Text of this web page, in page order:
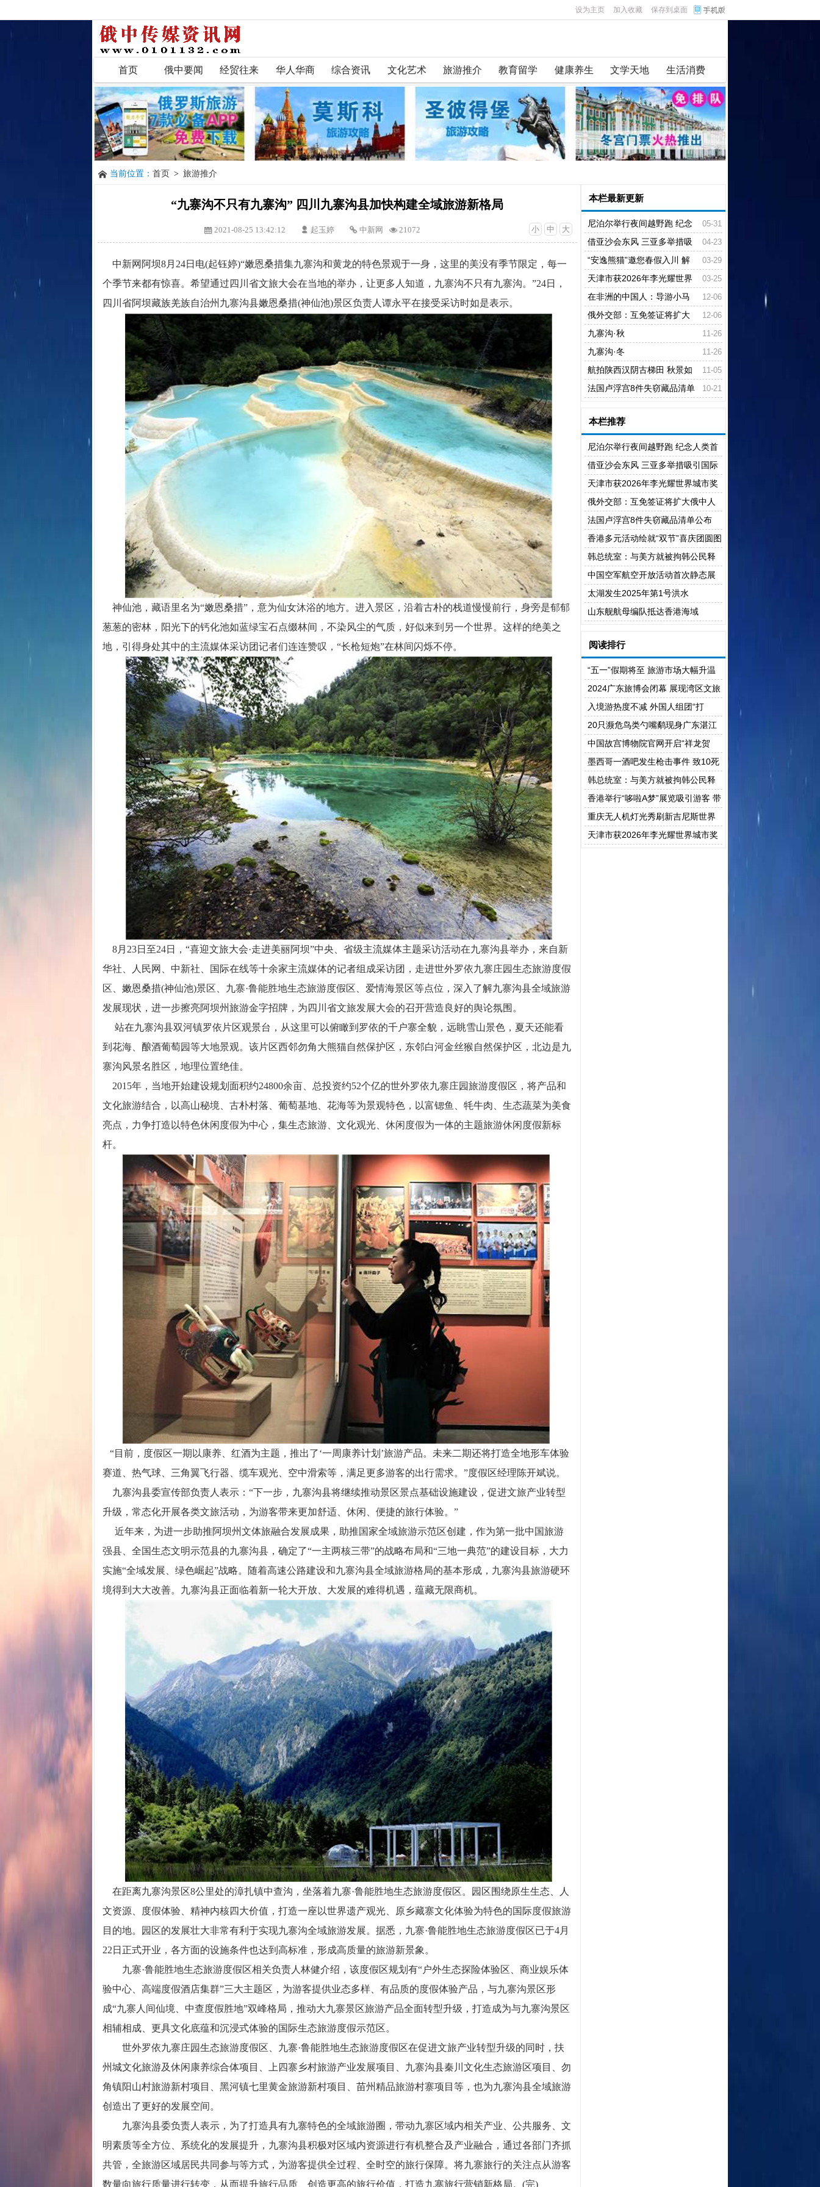
设为主页 加入收藏 保存到桌面
首页 俄中要闻 经贸往来 华人华商 综合资讯 文化艺术 旅游推介 教育留学 健康养生 文学天地 生活消费
当前位置： 首页 > 旅游推介
“九寨沟不只有九寨沟” 四川九寨沟县加快构建全域旅游新格局
小 中 大
2021-08-25 13:42:12 起玉婷 中新网 21072
中新网阿坝8月24日电(起钰婷)“嫩恩桑措集九寨沟和黄龙的特色景观于一身，这里的美没有季节限定，每一
个季节来都有惊喜。希望通过四川省文旅大会在当地的举办，让更多人知道，九寨沟不只有九寨沟。”24日，
四川省阿坝藏族羌族自治州九寨沟县嫩恩桑措(神仙池)景区负责人谭永平在接受采访时如是表示。
神仙池，藏语里名为“嫩恩桑措”，意为仙女沐浴的地方。进入景区，沿着古朴的栈道慢慢前行，身旁是郁郁
葱葱的密林，阳光下的钙化池如蓝绿宝石点缀林间，不染风尘的气质，好似来到另一个世界。这样的绝美之
地，引得身处其中的主流媒体采访团记者们连连赞叹，“长枪短炮”在林间闪烁不停。
8月23日至24日，“喜迎文旅大会·走进美丽阿坝”中央、省级主流媒体主题采访活动在九寨沟县举办，来自新
华社、人民网、中新社、国际在线等十余家主流媒体的记者组成采访团，走进世外罗依九寨庄园生态旅游度假
区、嫩恩桑措(神仙池)景区、九寨·鲁能胜地生态旅游度假区、爱情海景区等点位，深入了解九寨沟县全域旅游
发展现状，进一步擦亮阿坝州旅游金字招牌，为四川省文旅发展大会的召开营造良好的舆论氛围。
站在九寨沟县双河镇罗依片区观景台，从这里可以俯瞰到罗依的千户寨全貌，远眺雪山景色，夏天还能看
到花海、酿酒葡萄园等大地景观。该片区西邻勿角大熊猫自然保护区，东邻白河金丝猴自然保护区，北边是九
寨沟风景名胜区，地理位置绝佳。
2015年，当地开始建设规划面积约24800余亩、总投资约52个亿的世外罗依九寨庄园旅游度假区，将产品和
文化旅游结合，以高山秘境、古朴村落、葡萄基地、花海等为景观特色，以富锶鱼、牦牛肉、生态蔬菜为美食
亮点，力争打造以特色休闲度假为中心，集生态旅游、文化观光、休闲度假为一体的主题旅游休闲度假新标
杆。
“目前，度假区一期以康养、红酒为主题，推出了‘一周康养计划’旅游产品。未来二期还将打造全地形车体验
赛道、热气球、三角翼飞行器、缆车观光、空中滑索等，满足更多游客的出行需求。”度假区经理陈开斌说。
九寨沟县委宣传部负责人表示：“下一步，九寨沟县将继续推动景区景点基础设施建设，促进文旅产业转型
升级，常态化开展各类文旅活动，为游客带来更加舒适、休闲、便捷的旅行体验。”
近年来，为进一步助推阿坝州文体旅融合发展成果，助推国家全域旅游示范区创建，作为第一批中国旅游
强县、全国生态文明示范县的九寨沟县，确定了“一主两核三带”的战略布局和“三地一典范”的建设目标，大力
实施“全域发展、绿色崛起”战略。随着高速公路建设和九寨沟县全域旅游格局的基本形成，九寨沟县旅游硬环
境得到大大改善。九寨沟县正面临着新一轮大开放、大发展的难得机遇，蕴藏无限商机。
在距离九寨沟景区8公里处的漳扎镇中查沟，坐落着九寨·鲁能胜地生态旅游度假区。园区围绕原生生态、人
文资源、度假体验、精神内核四大价值，打造一座以世界遗产观光、原乡藏寨文化体验为特色的国际度假旅游
目的地。园区的发展壮大非常有利于实现九寨沟全域旅游发展。据悉，九寨·鲁能胜地生态旅游度假区已于4月
22日正式开业，各方面的设施条件也达到高标准，形成高质量的旅游新景象。
九寨·鲁能胜地生态旅游度假区相关负责人林健介绍，该度假区规划有“户外生态探险体验区、商业娱乐体
验中心、高端度假酒店集群”三大主题区，为游客提供业态多样、有品质的度假体验产品，与九寨沟景区形
成“九寨人间仙境、中查度假胜地”双峰格局，推动大九寨景区旅游产品全面转型升级，打造成为与九寨沟景区
相辅相成、更具文化底蕴和沉浸式体验的国际生态旅游度假示范区。
世外罗依九寨庄园生态旅游度假区、九寨·鲁能胜地生态旅游度假区在促进文旅产业转型升级的同时，扶
州城文化旅游及休闲康养综合体项目、上四寨乡村旅游产业发展项目、九寨沟县秦川文化生态旅游区项目、勿
角镇阳山村旅游新村项目、黑河镇七里黄金旅游新村项目、苗州精品旅游村寨项目等，也为九寨沟县全域旅游
创造出了更好的发展空间。
九寨沟县委负责人表示，为了打造具有九寨特色的全域旅游圈，带动九寨区域内相关产业、公共服务、文
明素质等全方位、系统化的发展提升，九寨沟县积极对区域内资源进行有机整合及产业融合，通过各部门齐抓
共管，全旅游区域居民共同参与等方式，为游客提供全过程、全时空的旅行保障。将九寨旅行的关注点从游客
数量向旅行质量进行转变，从而提升旅行品质、创造更高的旅行价值，打造九寨旅行营销新格局。(完)
本栏最新更新
05-31
尼泊尔举行夜间越野跑 纪念
人类首登珠峰73周年
04-23
借亚沙会东风 三亚多举措吸
引国际游客
03-29
“安逸熊猫”邀您春假入川 解
锁春日漫游新玩法
03-25
天津市获2026年李光耀世界
城市奖特别提名奖
12-06
在非洲的中国人：导游小马
的故事
12-06
俄外交部：互免签证将扩大
俄中人文交流促进地区合作
11-26
九寨沟·秋
11-26
九寨沟·冬
11-05
航拍陕西汉阴古梯田 秋景如
画
10-21
法国卢浮宫8件失窃藏品清单
本栏推荐
尼泊尔举行夜间越野跑 纪念人类首
登珠峰73周年
借亚沙会东风 三亚多举措吸引国际
游客
天津市获2026年李光耀世界城市奖
特别提名奖
俄外交部：互免签证将扩大俄中人
文交流促进地区合作
法国卢浮宫8件失窃藏品清单公布
香港多元活动绘就“双节”喜庆团圆图
景
韩总统室：与美方就被拘韩公民释
放完成交涉
中国空军航空开放活动首次静态展
示歼-20
太湖发生2025年第1号洪水
山东舰航母编队抵达香港海域
阅读排行
“五一”假期将至 旅游市场大幅升温
2024广东旅博会闭幕 展现湾区文旅
活力
入境游热度不减 外国人组团“打
卡”中国年
20只濒危鸟类勺嘴鹬现身广东湛江
中国故宫博物院官网开启“祥龙贺
岁”线上展览
墨西哥一酒吧发生枪击事件 致10死
13伤
韩总统室：与美方就被拘韩公民释
放完成交涉
香港举行“哆啦A梦”展览吸引游客 带
动相关旅游行业
重庆无人机灯光秀刷新吉尼斯世界
纪录
天津市获2026年李光耀世界城市奖